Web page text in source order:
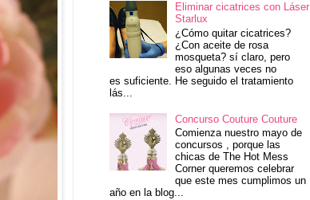
Eliminar cicatrices con Láser
Starlux
¿Cómo quitar cicatrices?
¿Con aceite de rosa
mosqueta? sí claro, pero
eso algunas veces no
es suficiente. He seguido el tratamiento
lás...
Concurso Couture Couture
Comienza nuestro mayo de
concursos , porque las
chicas de The Hot Mess
Corner queremos celebrar
que este mes cumplimos un
año en la blog...